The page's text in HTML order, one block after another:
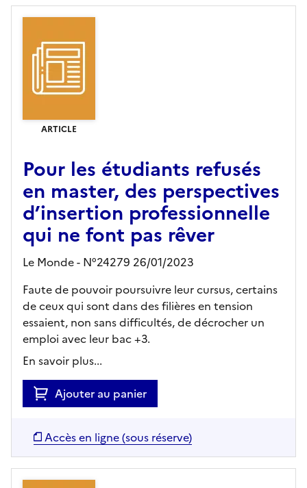
ARTICLE
Pour les étudiants refusés
en master, des perspectives
d’insertion professionnelle
qui ne font pas rêver
Le Monde - N°24279 26/01/2023
Faute de pouvoir poursuivre leur cursus, certains
de ceux qui sont dans des filières en tension
essaient, non sans difficultés, de décrocher un
emploi avec leur bac +3.
En savoir plus...
Ajouter au panier
Accès en ligne (sous réserve)